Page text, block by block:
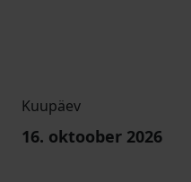
Kuupäev
16. oktoober 2026